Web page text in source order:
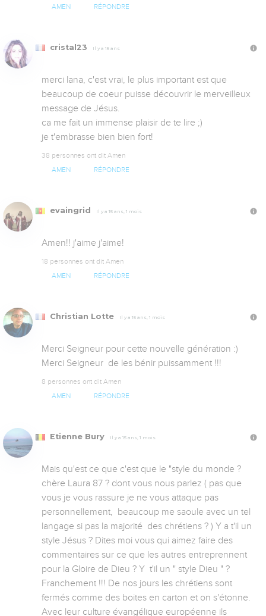
AMEN RÉPONDRE
cristal23 Il y a 15 ans
merci lana, c'est vrai, le plus important est que
beaucoup de coeur puisse découvrir le merveilleux
message de Jésus.
ca me fait un immense plaisir de te lire ;)
je t'embrasse bien bien fort!
38 personnes ont dit Amen
AMEN RÉPONDRE
evaingrid Il y a 15 ans, 1 mois
Amen!! j'aime j'aime!
18 personnes ont dit Amen
AMEN RÉPONDRE
Christian Lotte Il y a 15 ans, 1 mois
Merci Seigneur pour cette nouvelle génération :)
Merci Seigneur  de les bénir puissamment !!!
8 personnes ont dit Amen
AMEN RÉPONDRE
Etienne Bury Il y a 15 ans, 1 mois
Mais qu'est ce que c'est que le "style du monde ?
chère Laura 87 ? dont vous nous parlez ( pas que
vous je vous rassure je ne vous attaque pas
personnellement,  beaucoup me saoule avec un tel
langage si pas la majorité  des chrétiens ? ) Y a t'il un
style Jésus ? Dites moi vous qui aimez faire des
commentaires sur ce que les autres entreprennent
pour la Gloire de Dieu ? Y  t'il un " style Dieu " ?
Franchement !!! De nos jours les chrétiens sont
fermés comme des boites en carton et on s'étonne.
Avec leur culture évangélique européenne ils